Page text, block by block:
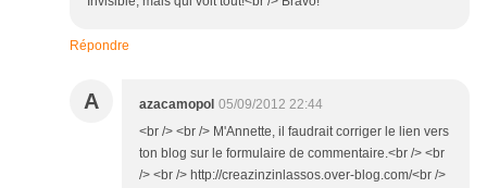
Répondre
A azacamopol 05/09/2012 22:44
<br /> <br /> M'Annette, il faudrait corriger le lien vers
ton blog sur le formulaire de commentaire.<br /> <br
/> <br /> http://creazinzinlassos.over-blog.com/<br />